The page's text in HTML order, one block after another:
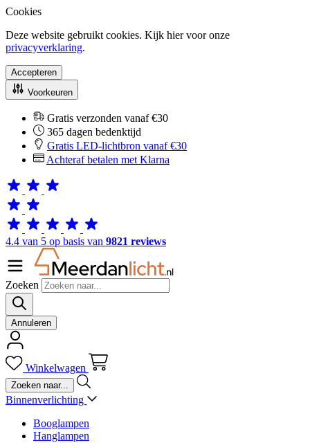
Cookies
Deze website gebruikt cookies. Kijk hier voor onze
privacyverklaring.
Accepteren
Voorkeuren
Gratis verzonden vanaf €30
365 dagen bedenktijd
Gratis LED-lichtbron vanaf €30
Achteraf betalen met Klarna
4.4 van 5 op basis van 9821 reviews
Zoeken
Annuleren
Winkelwagen
Binnenverlichting
Booglampen
Hanglampen